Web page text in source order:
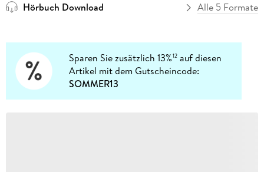
Hörbuch Download Alle 5 Formate
Sparen Sie zusätzlich 13%12 auf diesen
Artikel mit dem Gutscheincode:
SOMMER13